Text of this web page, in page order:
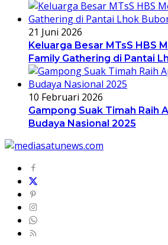
21 Juni 2026
Keluarga Besar MTsS HBS
Family Gathering di Pantai
10 Februari 2026
Gampong Suak Timah Raih
Budaya Nasional 2025